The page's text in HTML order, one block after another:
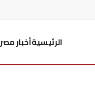
الرئيسيةأخبار مصر